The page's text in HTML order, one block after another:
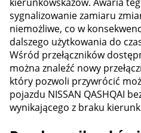
sygnalizowanie zamiaru
niemożliwe, co w
dalszego użytkowania do
Wśród przełączników
można znaleźć nowy
który pozwoli przywrócić
pojazdu NISSAN QASHQAI
wynikającego z braku